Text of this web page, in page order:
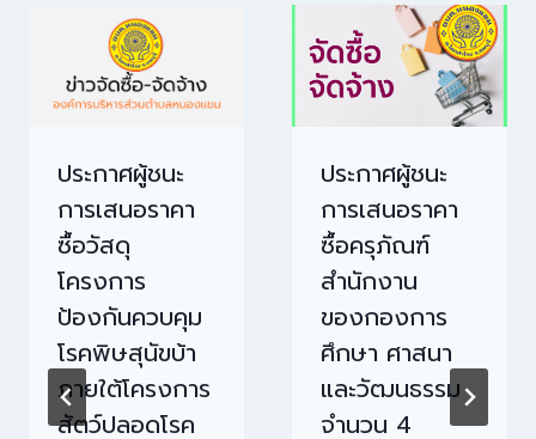
ประกาศผู้ชนะ
การเสนอราคา
ซื้อวัสดุ
โครงการ
ป้องกันควบคุม
โรคพิษสุนัขบ้า
ภายใต้โครงการ
สัตว์ปลอดโรค
ประกาศผู้ชนะ
การเสนอราคา
ซื้อครุภัณฑ์
สำนักงาน
ของกองการ
ศึกษา ศาสนา
และวัฒนธรรม
จำนวน 4